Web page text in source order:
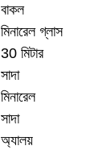
বাকল
মিনারেল গ্লাস
30 মিটার
সাদা
মিনারেল
সাদা
অ্যালয়